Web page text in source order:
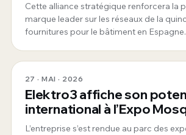
Cette alliance stratégique renforcera la
marque leader sur les réseaux de la
fournitures pour le bâtiment en Espagne.
27 · MAI · 2026
Elektro3 affiche son
international à l’Expo
au Portugal
L’entreprise s’est rendue au parc des